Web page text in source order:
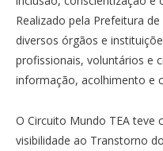
Realizado pela Prefeitura
diversos órgãos e
profissionais, voluntários e
informação, acolhimento e
O Circuito Mundo TEA teve
visibilidade ao Transtorno